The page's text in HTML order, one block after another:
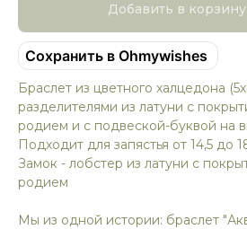
Добавить в корзину
Сохранить в Ohmywishes
Браслет из цветного халцедона
разделителями из латуни с
родием и с подвеской-буквой на
Подходит для запястья от 14,5 до
Замок - лобстер из латуни с
родием
Мы из одной истории: браслет